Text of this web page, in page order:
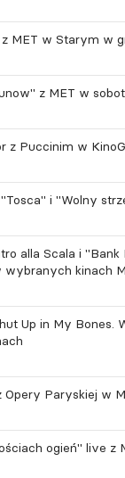
MET w Starym w
z MET w
z Puccinim w
i "Wolny
alla Scala i
wybranych kinach
Up in My Bones.
Opery Paryskiej w
ogień" live z